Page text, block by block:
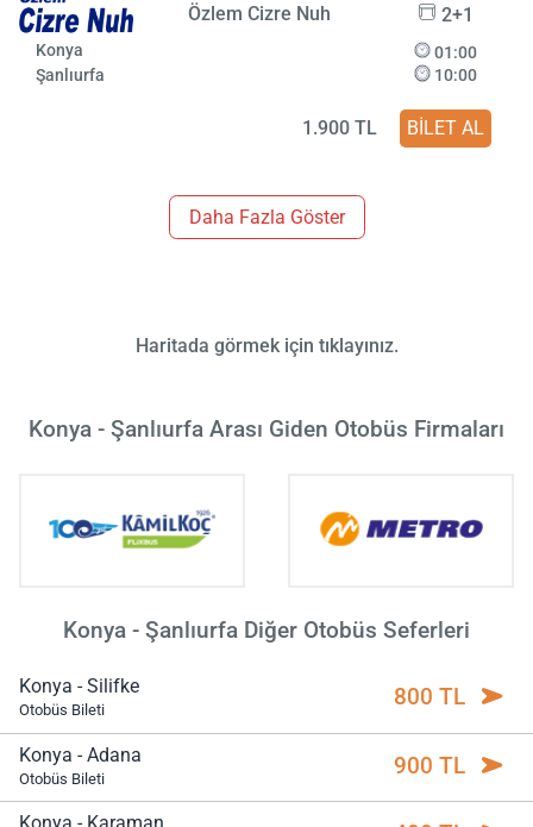
Özlem Cizre Nuh 2+1
Konya
Şanlıurfa
01:00
10:00
1.900 TL BİLET AL
Daha Fazla Göster
Haritada görmek için tıklayınız.
Konya - Şanlıurfa Arası Giden Otobüs Firmaları
Konya - Şanlıurfa Diğer Otobüs Seferleri
Konya - Silifke
Otobüs Bileti 800 TL
Konya - Adana
Otobüs Bileti 900 TL